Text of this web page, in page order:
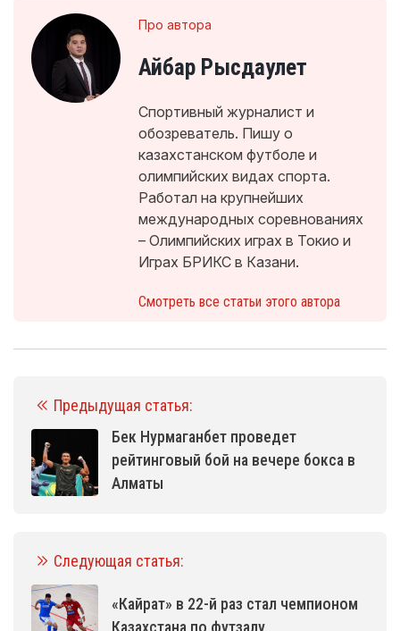
Про автора
Айбар Рысдаулет
Спортивный журналист и
обозреватель. Пишу о
казахстанском футболе и
олимпийских видах спорта.
Работал на крупнейших
международных соревнованиях
– Олимпийских играх в Токио и
Играх БРИКС в Казани.
Смотреть все статьи этого автора
Предыдущая статья:
Бек Нурмаганбет проведет
рейтинговый бой на вечере бокса в
Алматы
Следующая статья:
«Кайрат» в 22-й раз стал чемпионом
Казахстана по футзалу